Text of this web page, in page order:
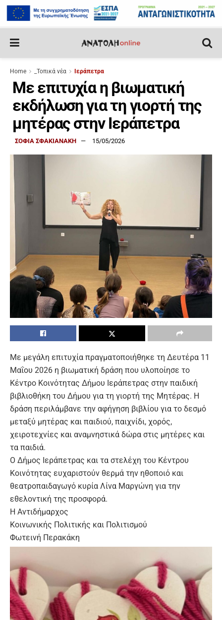
Home _Τοπικά νέα Ιεράπετρα
Με επιτυχία η βιωματική
εκδήλωση για τη γιορτή της
μητέρας στην Ιεράπετρα
ΣΟΦΙΑ ΣΦΑΚΙΑΝΑΚΗ 15/05/2026
Με μεγάλη επιτυχία πραγματοποιήθηκε τη Δευτέρα 11
Μαΐου 2026 η βιωματική δράση που υλοποίησε το
Κέντρο Κοινότητας Δήμου Ιεράπετρας στην παιδική
βιβλιοθήκη του Δήμου για τη γιορτή της Μητέρας. Η
δράση περιλάμβανε την αφήγηση βιβλίου για το δεσμό
μεταξύ μητέρας και παιδιού, παιχνίδι, χορός,
χειροτεχνίες και αναμνηστικά δώρα στις μητέρες και
τα παιδιά.
Ο Δήμος Ιεράπετρας και τα στελέχη του Κέντρου
Κοινότητας ευχαριστούν θερμά την ηθοποιό και
θεατροπαιδαγωγό κυρία Λίνα Μαργώνη για την
εθελοντική της προσφορά.
Η Αντιδήμαρχος
Κοινωνικής Πολιτικής και Πολιτισμού
Φωτεινή Περακάκη